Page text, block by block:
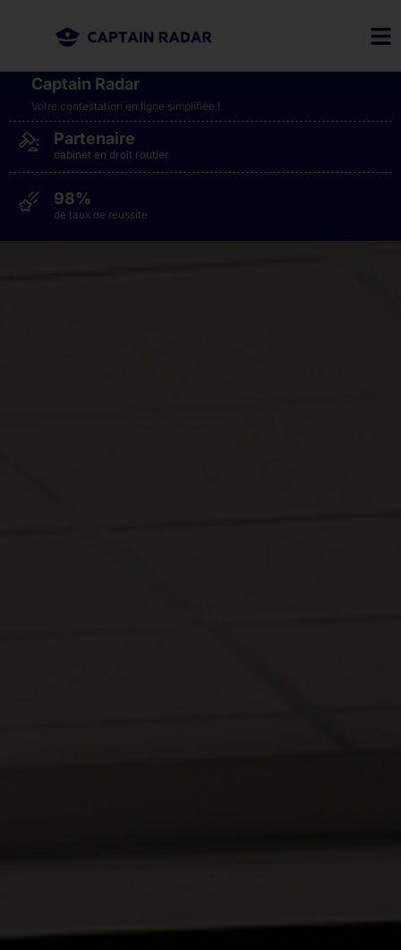
Captain Radar
Votre contestation en ligne simplifiée​ !
98%
de taux de réussite
Partenaire
cabinet en droit routier